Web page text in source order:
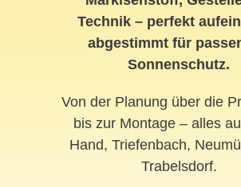
Technik – perfekt
abgestimmt für
Sonnenschutz.
Von der Planung über die
bis zur Montage – alles
Hand, Triefenbach,
Trabelsdorf.